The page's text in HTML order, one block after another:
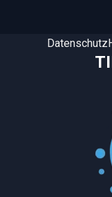
Datenschutz